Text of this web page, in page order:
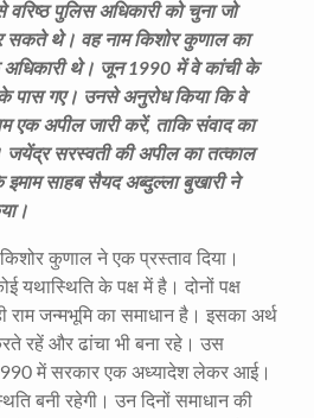
वरिष्ठ पुलिस अधिकारी को चुना जो
सकते थे। वह नाम किशोर कुणाल का
थे। जून 1990 में वे कांची के
पास गए। उनसे अनुरोध किया कि वे
एक अपील जारी करें, ताकि संवाद का
जयेंद्र सरस्वती की अपील का तत्काल
साहब सैयद अब्दुल्ला बुखारी ने
कुणाल ने एक प्रस्ताव दिया।
यथास्थिति के पक्ष में है। दोनों पक्ष
राम जन्मभूमि का समाधान है। इसका अर्थ
रहें और ढांचा भी बना रहे। उस
में सरकार एक अध्यादेश लेकर आई।
बनी रहेगी। उन दिनों समाधान की